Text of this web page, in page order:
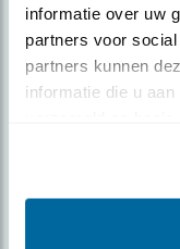
informatie over uw
partners voor
partners kunnen
informatie die u
Tip